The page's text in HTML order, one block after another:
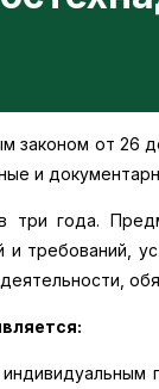
законом от 26
и
года.
и требований,